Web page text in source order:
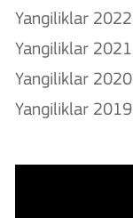
Yangiliklar 2022
Yangiliklar 2021
Yangiliklar 2020
Yangiliklar 2019